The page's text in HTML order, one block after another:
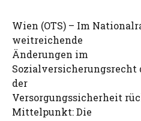
Wien (OTS) – Im
weitreichende
Änderungen im
Sozialversicherungsrecht
der
Versorgungssicherheit
Mittelpunkt: Die